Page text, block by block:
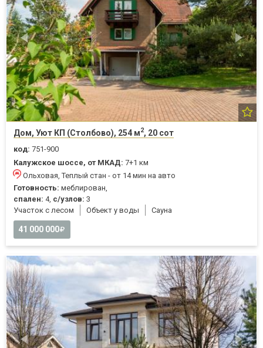
Дом, Уют КП (Столбово), 254 м2, 20 сот
код: 751-900
Калужское шоссе, от МКАД: 7+1 км
Ольховая, Теплый стан - от 14 мин на авто
Готовность: меблирован,
спален: 4, с/узлов: 3
Участок с лесом
Объект у воды Cауна
41 000 000